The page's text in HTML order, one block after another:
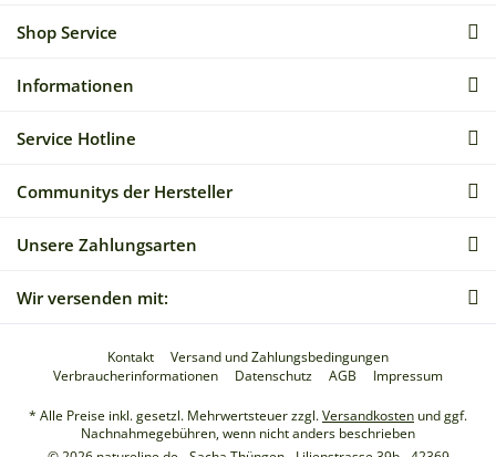
Shop Service
Informationen
Service Hotline
Communitys der Hersteller
Unsere Zahlungsarten
Wir versenden mit:
Kontakt
Versand und Zahlungsbedingungen
Verbraucherinformationen
Datenschutz AGB Impressum
* Alle Preise inkl. gesetzl. Mehrwertsteuer zzgl.Versandkosten und ggf.
Nachnahmegebühren, wenn nicht anders beschrieben